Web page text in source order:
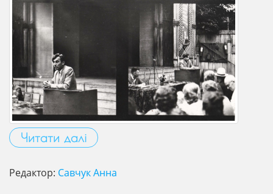
Читати далі
Редактор: Савчук Анна